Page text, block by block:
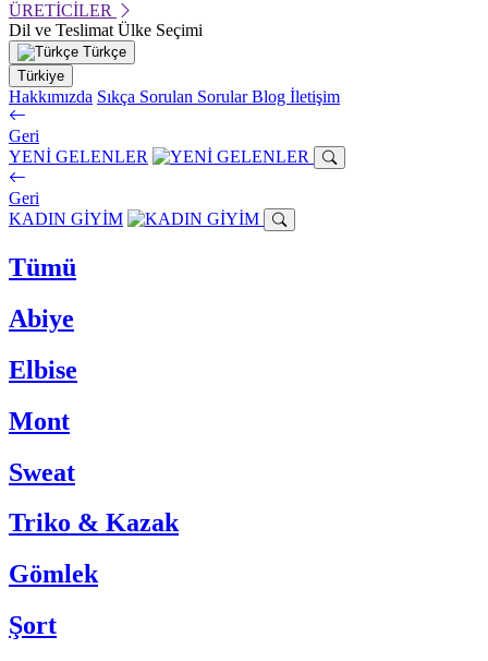
ÜRETİCİLER
Dil ve Teslimat Ülke Seçimi
Türkçe
Türkiye
Hakkımızda Sıkça Sorulan SorularBlog İletişim
Geri
YENİ GELENLER
Geri
KADIN GİYİM
Tümü
Abiye
Elbise
Mont
Sweat
Triko & Kazak
Gömlek
Şort